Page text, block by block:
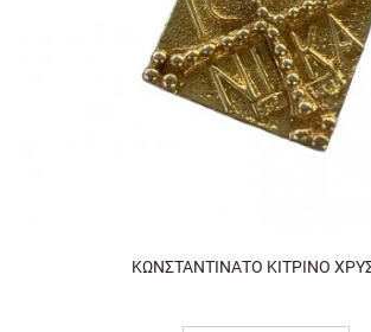
ΚΩΝΣΤΑΝΤΙΝΑΤΟ ΚΙΤΡΙΝΟ